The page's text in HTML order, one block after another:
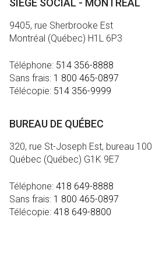
SIÈGE SOCIAL - MONTRÉAL
9405, rue Sherbrooke Est
Montréal (Québec) H1L 6P3
Téléphone: 514 356-8888
Sans frais: 1 800 465-0897
Télécopie: 514 356-9999
BUREAU DE QUÉBEC
320, rue St-Joseph Est, bureau 100
Québec (Québec) G1K 9E7
Téléphone: 418 649-8888
Sans frais: 1 800 465-0897
Télécopie: 418 649-8800